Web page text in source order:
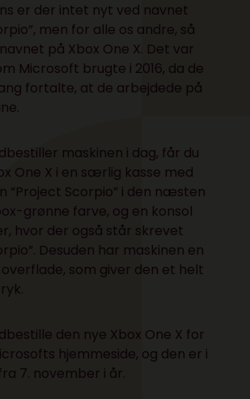
er der intet nyt ved navnet
men for alle os andre, så
på Xbox One X. Det var
Microsoft brugte i 2016, da de
fortalte, at de arbejdede på
maskinen i dag, får du
One X i en særlig kasse med
“Project Scorpio” i den næsten
grønne farve, og en konsol
hvor der også står skrevet
Desuden har maskinen en
som giver den et helt
den nye Xbox One X for
hjemmeside, og den er i
7. november i år.